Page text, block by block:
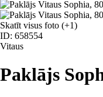
Skatīt visus foto (+1)
ID: 658554
Vitaus
Paklājs